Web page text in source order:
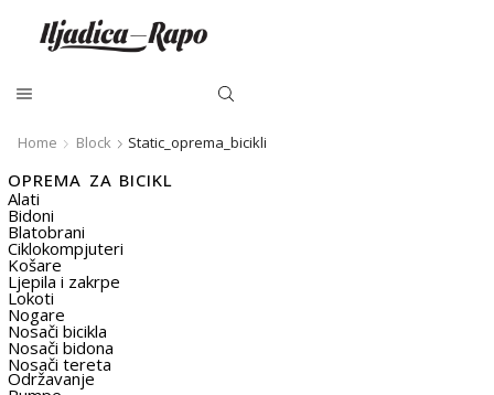
Home Block Static_oprema_bicikli
OPREMA ZA BICIKL
Alati
Bidoni
Blatobrani
Ciklokompjuteri
Košare
Ljepila i zakrpe
Lokoti
Nogare
Nosači bicikla
Nosači bidona
Nosači tereta
Održavanje